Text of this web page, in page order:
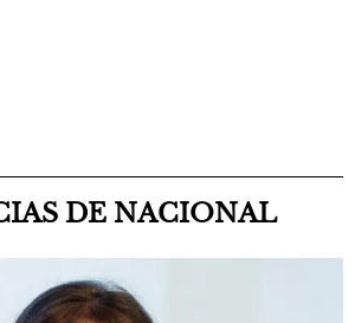
DE NACIONAL